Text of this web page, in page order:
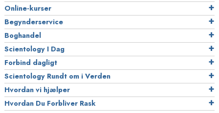
Online-kurser
Begynderservice
Boghandel
Scientology I Dag
Forbind dagligt
Scientology Rundt om i Verden
Hvordan vi hjælper
Hvordan Du Forbliver Rask